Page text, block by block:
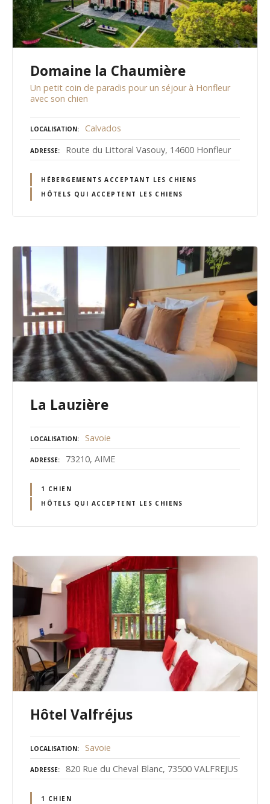
Domaine la Chaumière
Un petit coin de paradis pour un séjour à Honfleur
avec son chien
LOCALISATION Calvados
ADRESSE Route du Littoral Vasouy, 14600 Honfleur
HÉBERGEMENTS ACCEPTANT LES CHIENS
HÔTELS QUI ACCEPTENT LES CHIENS
La Lauzière
LOCALISATION Savoie
ADRESSE 73210, AIME
1 CHIEN
HÔTELS QUI ACCEPTENT LES CHIENS
Hôtel Valfréjus
LOCALISATION Savoie
ADRESSE 820 Rue du Cheval Blanc, 73500 VALFREJUS
1 CHIEN